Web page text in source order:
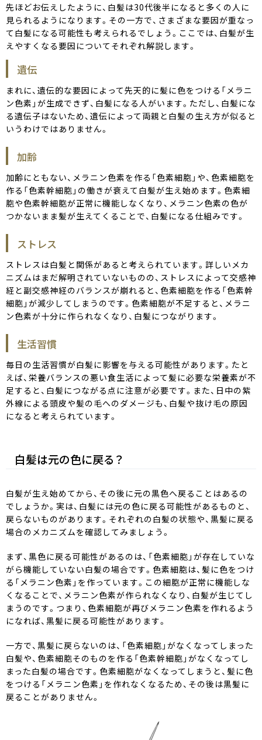
先ほどお伝えしたように、白髪は30代後半になると多くの人に
見られるようになります。その一方で、さまざまな要因が重なっ
て白髪になる可能性も考えられるでしょう。ここでは、白髪が生
えやすくなる要因についてそれぞれ解説します。
遺伝
まれに、遺伝的な要因によって先天的に髪に色をつける「メラニ
ン色素」が生成できず、白髪になる人がいます。ただし、白髪にな
る遺伝子はないため、遺伝によって両親と白髪の生え方が似ると
いうわけではありません。
加齢
加齢にともない、メラニン色素を作る「色素細胞」や、色素細胞を
作る「色素幹細胞」の働きが衰えて白髪が生え始めます。色素細
胞や色素幹細胞が正常に機能しなくなり、メラニン色素の色が
つかないまま髪が生えてくることで、白髪になる仕組みです。
ストレス
ストレスは白髪と関係があると考えられています。詳しいメカ
ニズムはまだ解明されていないものの、ストレスによって交感神
経と副交感神経のバランスが崩れると、色素細胞を作る「色素幹
細胞」が減少してしまうのです。色素細胞が不足すると、メラニ
ン色素が十分に作られなくなり、白髪につながります。
生活習慣
毎日の生活習慣が白髪に影響を与える可能性があります。たと
えば、栄養バランスの悪い食生活によって髪に必要な栄養素が不
足すると、白髪につながる点に注意が必要です。また、日中の紫
外線による頭皮や髪の毛へのダメージも、白髪や抜け毛の原因
になると考えられています。
白髪は元の色に戻る？
白髪が生え始めてから、その後に元の黒色へ戻ることはあるの
でしょうか。実は、白髪には元の色に戻る可能性があるものと、
戻らないものがあります。それぞれの白髪の状態や、黒髪に戻る
場合のメカニズムを確認してみましょう。
まず、黒色に戻る可能性があるのは、「色素細胞」が存在していな
がら機能していない白髪の場合です。色素細胞は、髪に色をつけ
る「メラニン色素」を作っています。この細胞が正常に機能しな
くなることで、メラニン色素が作られなくなり、白髪が生じてし
まうのです。つまり、色素細胞が再びメラニン色素を作れるよう
になれば、黒髪に戻る可能性があります。
一方で、黒髪に戻らないのは、「色素細胞」がなくなってしまった
白髪や、色素細胞そのものを作る「色素幹細胞」がなくなってし
まった白髪の場合です。色素細胞がなくなってしまうと、髪に色
をつける「メラニン色素」を作れなくなるため、その後は黒髪に
戻ることがありません。